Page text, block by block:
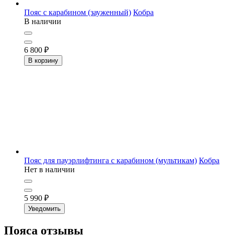
Пояс c карабином (зауженный) Кобра
В наличии
6 800 ₽
В корзину
Пояс для пауэрлифтинга с карабином (мультикам) Кобра
Нет в наличии
5 990 ₽
Уведомить
Пояса отзывы